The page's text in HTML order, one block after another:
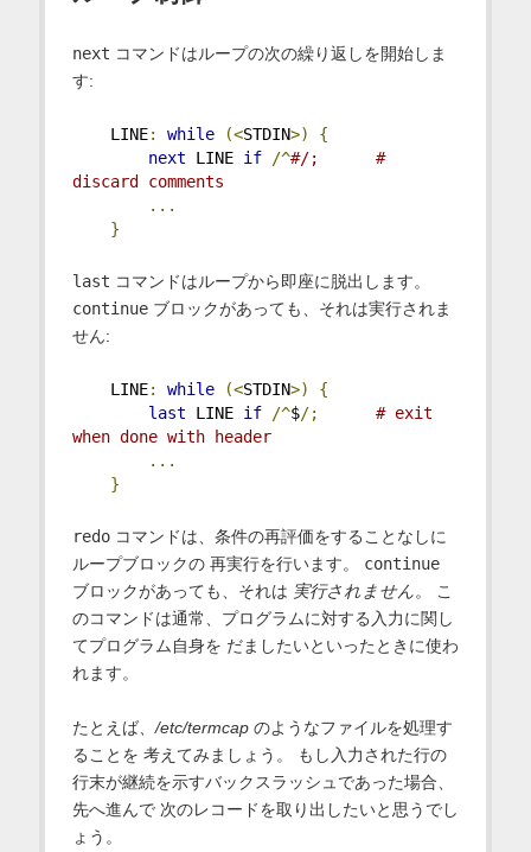
next コマンドはループの次の繰り返しを開始しま
す:
LINE: while (<STDIN>)
{
next LINE if /^#/;      #
discard comments
...
}
last コマンドはループから即座に脱出します。
continueブロックがあっても、それは実行されま
せん:
LINE: while (<STDIN>)
{
last LINE if /^$/;
# exit
when done with header
...
}
redoコマンドは、条件の再評価をすることなしに
ループブロックの 再実行を行います。 continue
ブロックがあっても、それは 実行されません。 こ
のコマンドは通常、プログラムに対する入力に関し
てプログラム自身を だましたいといったときに使わ
れます。
たとえば、 /etc/termcapのようなファイルを処理す
ることを 考えてみましょう。 もし入力された行の
行末が継続を示すバックスラッシュであった場合、
先へ進んで 次のレコードを取り出したいと思うでし
ょう。